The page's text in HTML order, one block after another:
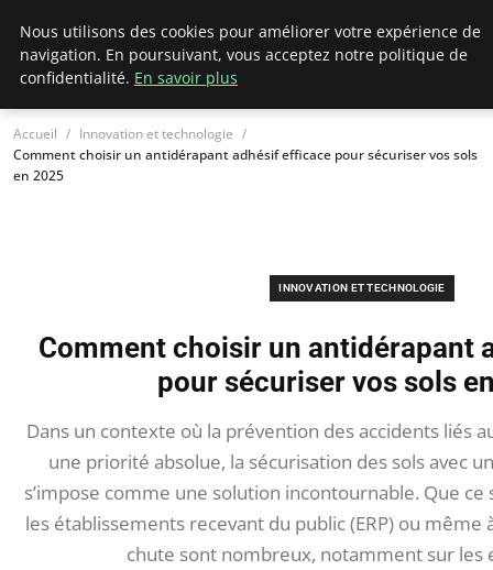
Ultimatefs
Accueil
Innovation et technologie
Comment choisir un antidérapant adhésif efficace pour sécuriser vos sols
en 2025
INNOVATION ET TECHNOLOGIE
Comment choisir un antidérapant
pour sécuriser vos sols
Dans un contexte où la prévention des accidents liés
une priorité absolue, la sécurisation des sols avec
s’impose comme une solution incontournable. Que
les établissements recevant du public (ERP) ou même
chute sont nombreux, notamment sur les
Nous utilisons des cookies pour améliorer votre expérience de
navigation. En poursuivant, vous acceptez notre politique de
confidentialité. En savoir plus